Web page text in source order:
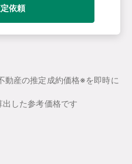
依頼
動産の推定成約価格※を即時に
した参考価格です